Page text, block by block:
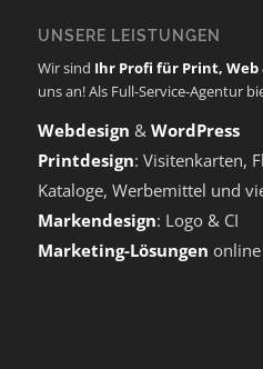
UNSERE LEISTUNGEN
Wir sind Ihr Profi für Print,
uns an! Als Full-Service-Agentur
Webdesign & WordPress
Printdesign: Visitenkarten,
Kataloge, Werbemittel und
Markendesign: Logo & CI
Marketing-Lösungen